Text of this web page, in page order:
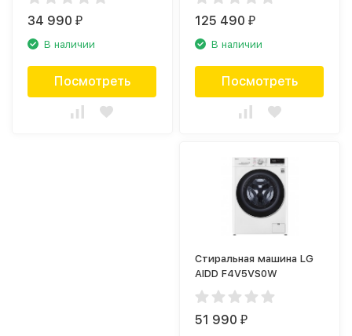
34 990₽
В наличии
Посмотреть
125 490₽
В наличии
Посмотреть
Стиральная машина LG
AIDD F4V5VS0W
51 990₽